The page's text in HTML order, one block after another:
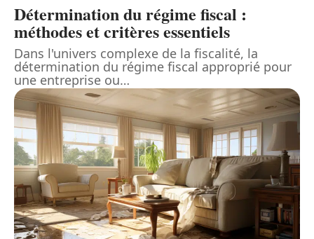
Détermination du régime fiscal :
méthodes et critères essentiels
Dans l'univers complexe de la fiscalité, la
détermination du régime fiscal approprié pour
une entreprise ou…